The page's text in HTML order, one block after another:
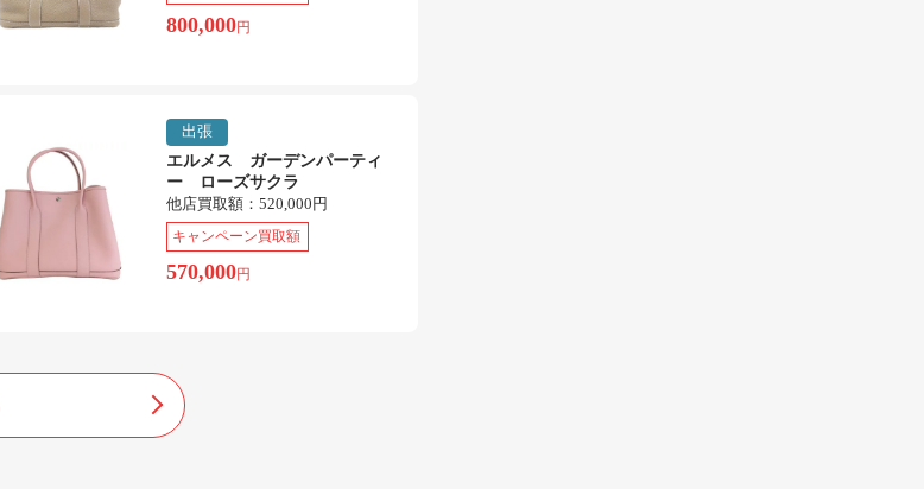
800,000円
出張
エルメス ガーデンパーティ
ー ローズサクラ
他店買取額： 520,000円
キャンペーン買取額
570,000円